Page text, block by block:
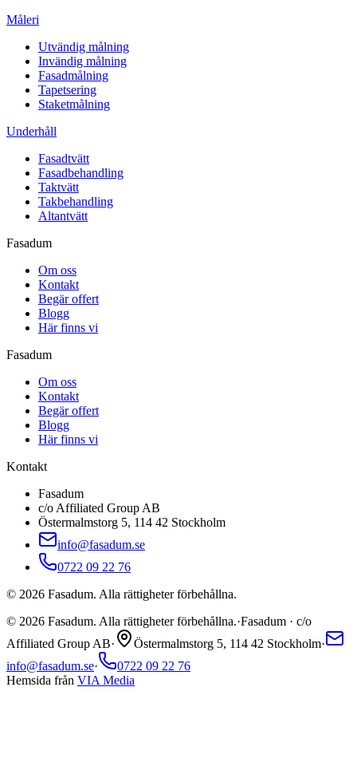
Måleri
Utvändig målning
Invändig målning
Fasadmålning
Tapetsering
Staketmålning
Underhåll
Fasadtvätt
Fasadbehandling
Taktvätt
Takbehandling
Altantvätt
Fasadum
Om oss
Kontakt
Begär offert
Blogg
Här finns vi
Fasadum
Om oss
Kontakt
Begär offert
Blogg
Här finns vi
Kontakt
Fasadum
c/o Affiliated Group AB
Östermalmstorg 5, 114 42 Stockholm
info@fasadum.se
0722 09 22 76
© 2026 Fasadum. Alla rättigheter förbehållna.
© 2026 Fasadum. Alla rättigheter förbehållna.·Fasadum · c/o
Affiliated Group AB· Östermalmstorg 5, 114 42 Stockholm·
info@fasadum.se·
0722 09 22 76
Hemsida från VIA Media